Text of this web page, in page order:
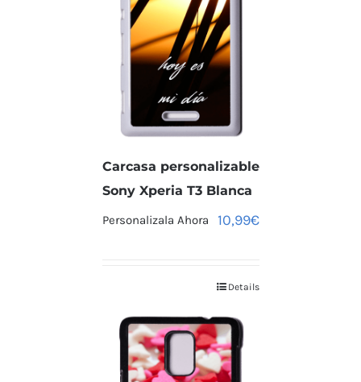
Carcasa personalizable
Sony Xperia T3 Blanca
Personalizala Ahora 10,99€
Details